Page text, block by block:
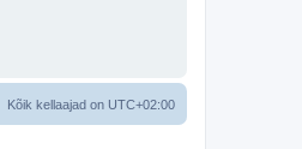
Kõik kellaajad on UTC+02:00